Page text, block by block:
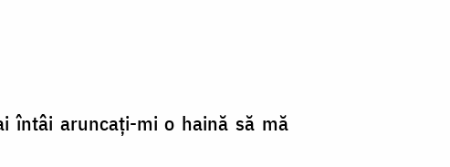
întâi aruncaţi-mi o haină să mă